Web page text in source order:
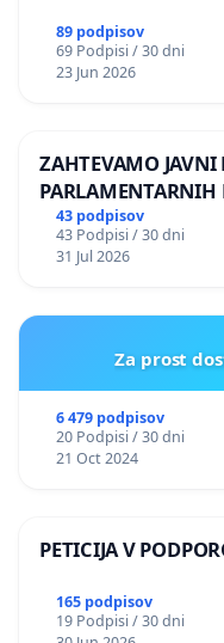
89 podpisov
69 Podpisi / 30 dni
23 Jun 2026
ZAHTEVAMO
PARLAMENTARNIH
ILEGALNI
43 podpisov
43 Podpisi / 30 dni
31 Jul 2026
Za prost
6 479 podpisov
20 Podpisi / 30 dni
21 Oct 2024
PETICIJA V
165 podpisov
19 Podpisi / 30 dni